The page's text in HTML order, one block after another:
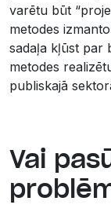
varētu būt
metodes
sadaļa kļūst par
metodes
publiskajā
Vai